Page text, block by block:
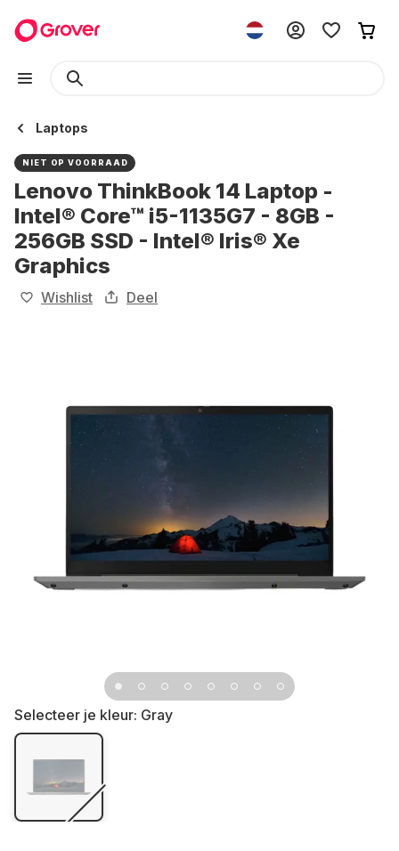
Laptops
NIET OP VOORRAAD
Lenovo ThinkBook 14 Laptop -
Intel® Core™ i5-1135G7 - 8GB -
256GB SSD - Intel® Iris® Xe
Graphics
Wishlist Deel
Selecteer je kleur: Gray